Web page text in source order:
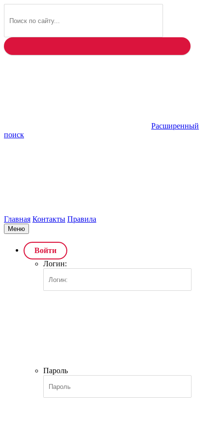
Расширенный
поиск
Главная Контакты Правила
Меню
Войти
Логин:
Пароль